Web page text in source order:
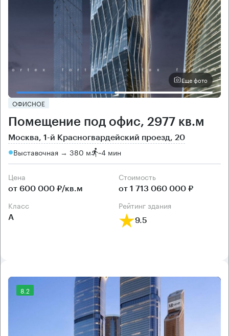
Еще фото
ОФИСНОЕ
Помещение под офис, 2977 кв.м
Москва, 1-й Красногвардейский проезд, 20
Выставочная → 380 м ~4 мин
Цена
от 600 000 ₽/кв.м
Cтоимость
от 1 713 060 000 ₽
класс
А
рейтинг здания
9.5
8.2